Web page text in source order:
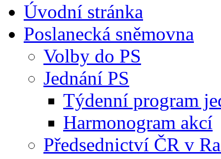
Úvodní stránka
Poslanecká sněmovna
Volby do PS
Jednání PS
Týdenní program
Harmonogram akcí
Předsednictví ČR v